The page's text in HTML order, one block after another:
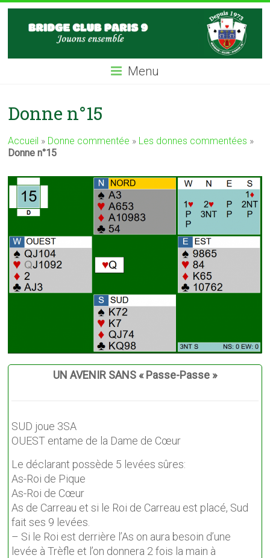
Skip
contentBC9
Club
Menu
Donne n°15
Accueil » Donne commentée » Les donnes commentées »
Donne n°15
UN AVENIR SANS « Passe-Passe »
SUD joue 3SA
OUEST entame de la Dame de Cœur
Le déclarant possède 5 levées sûres:
As-Roi de Pique
As-Roi de Cœur
As de Carreau et si le Roi de Carreau est placé, Sud
fait ses 9 levées.
– Si le Roi est derrière l’As on aura besoin d’une
levée à Trèfle et l’on donnera 2 fois la main à